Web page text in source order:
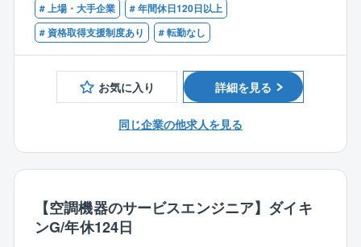
同社では理論から実務まで教育（特高の年次点検も含
む）いたします。
真の現場実務を身につけたい方をお待ちしています。
【同社の魅力】
■再生可能エネルギー発電施設の企画/開発、EPC（設
計/調達/建設）、O&M（運営/保守管理）などを全国で
■技術者の教育も制度を整えており、アカデミーを開設
して新卒、若手含めた全社員のスキルアップに精力的
# 上場・大手企業
# 年間休日120日以上
# 資格取得支援制度あり
# 転勤なし
お気に入り 詳細を見る
同じ企業の他求人を見る
【空調機器のサービスエンジニア】ダイキ
ンG/年休124日